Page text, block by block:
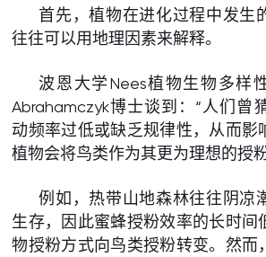
首先，植物在进化过程中发生
往往可以用地理因素来解释。
波恩大学Nees植物生物多样
Abrahamczyk博士谈到：“人们曾
动频率过低或缺乏规律性，从而影
植物会将鸟类作为其更为理想的授
例如，热带山地森林往往阴凉
生存，因此蜜蜂授粉效率的长时间
物授粉方式向鸟类授粉转变。然而